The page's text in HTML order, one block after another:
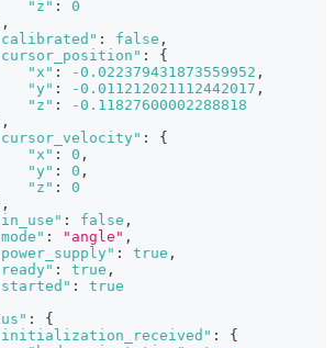
"z" :
0
,
: false ,
:
{
"x" : -0.022379431873559952 ,
"y" : -0.011212021112442017 ,
"z" :
-0.11827600002288818
,
:
{
"x" : 0 ,
"y" : 0 ,
"z" :
0
,
: false ,
: "angle" ,
: true ,
: true ,
:
true
:
{
:
{